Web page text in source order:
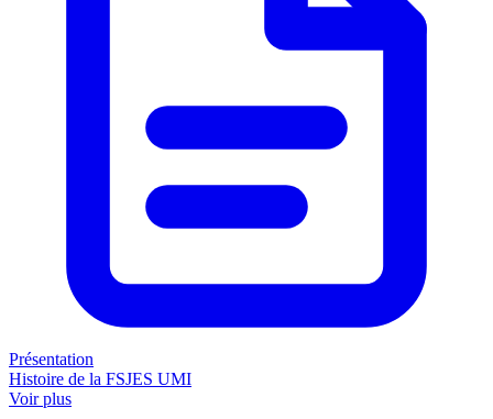
Présentation
Histoire de la FSJES UMI
Voir plus